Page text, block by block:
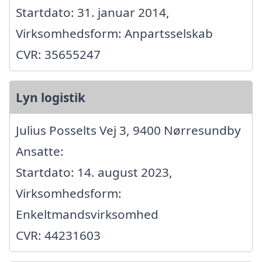
Startdato: 31. januar 2014,
Virksomhedsform: Anpartsselskab
CVR: 35655247
Lyn logistik
Julius Posselts Vej 3, 9400 Nørresundby
Ansatte:
Startdato: 14. august 2023,
Virksomhedsform:
Enkeltmandsvirksomhed
CVR: 44231603